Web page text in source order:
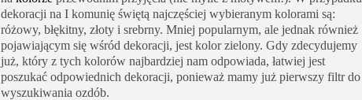
dekoracji na I komunię świętą najczęściej wybieranym kolorami są:
różowy, błękitny, złoty i srebrny. Mniej popularnym, ale jednak również
pojawiającym się wśród dekoracji, jest kolor zielony. Gdy zdecydujemy
już, który z tych kolorów najbardziej nam odpowiada, łatwiej jest
poszukać odpowiednich dekoracji, ponieważ mamy już pierwszy filtr do
wyszukiwania ozdób.